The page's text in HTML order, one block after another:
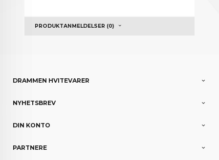
PRODUKTANMELDELSER (0)
DRAMMEN HVITEVARER
NYHETSBREV
DIN KONTO
PARTNERE